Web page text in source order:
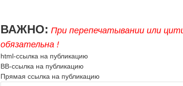
ВАЖНО: При перепечатывании или
обязательна !
html-ссылка на публикацию
BB-ссылка на публикацию
Прямая ссылка на публикацию